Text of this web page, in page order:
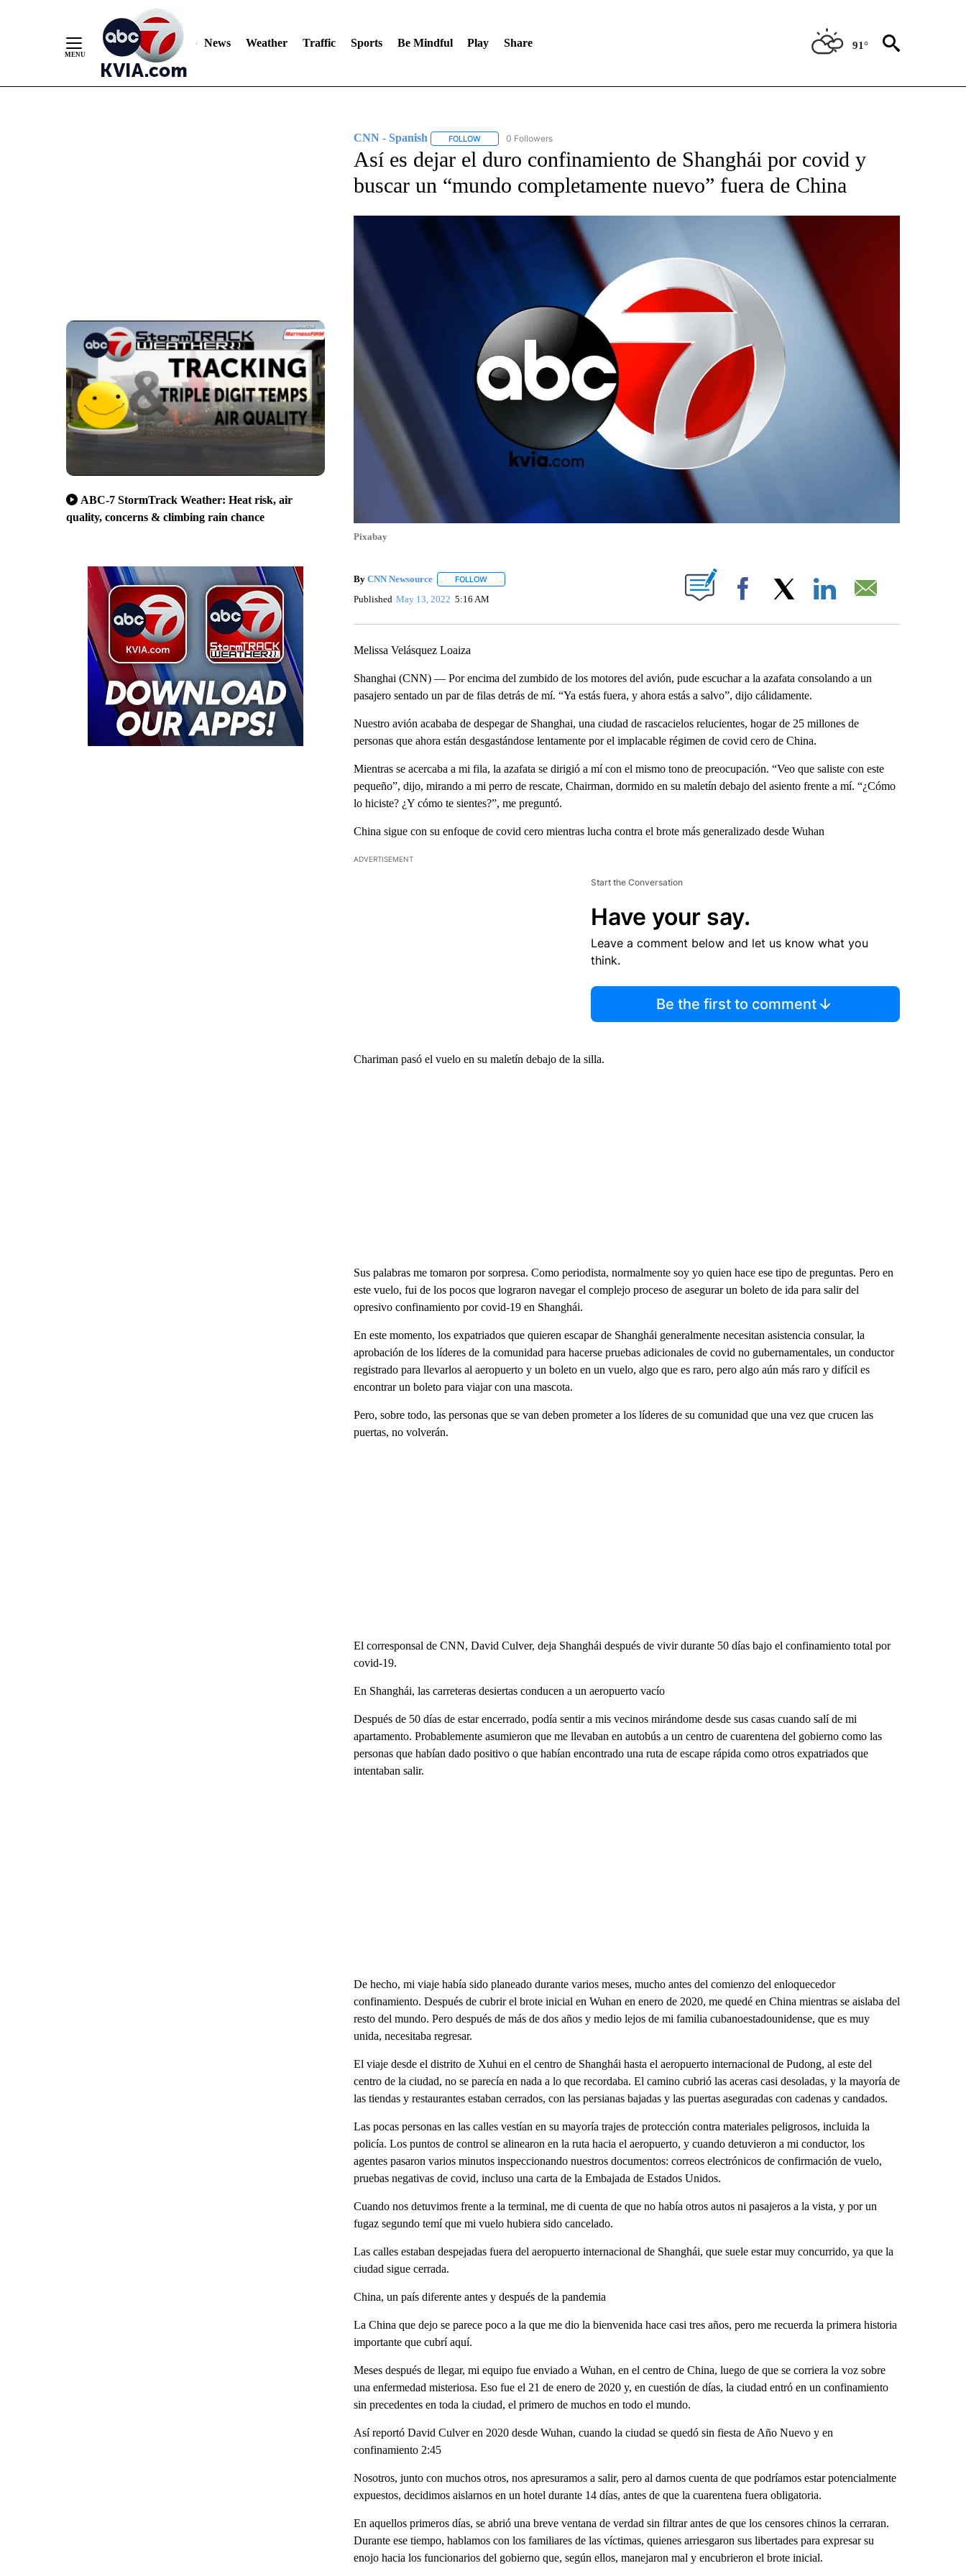
News Weather Traffic Sports Be Mindful Play Share 91°
ABC-7 StormTrack Weather: Heat risk, air
quality, concerns & climbing rain chance
CNN - Spanish FOLLOWFOLLOW "CNN - SPANISH" TO RECEIVE NOTIFICATIONS ABOUT NEW PAGES ON "CNN - SPANISH".
0 Followers
Así es dejar el duro confinamiento de Shanghái por covid y
buscar un “mundo completamente nuevo” fuera de China
Pixabay
By CNN Newsource FOLLOWFOLLOW "" TO RECEIVE NOTIFICATIONS ABOUT NEW PAGES ON "".
Published May 13, 2022 5:16 AM Facebook
Melissa Velásquez Loaiza
Shanghai (CNN) — Por encima del zumbido de los motores del avión, pude escuchar a la azafata consolando a un
pasajero sentado un par de filas detrás de mí. “Ya estás fuera, y ahora estás a salvo”, dijo cálidamente.
Nuestro avión acababa de despegar de Shanghai, una ciudad de rascacielos relucientes, hogar de 25 millones de
personas que ahora están desgastándose lentamente por el implacable régimen de covid cero de China.
Mientras se acercaba a mi fila, la azafata se dirigió a mí con el mismo tono de preocupación. “Veo que saliste con este
pequeño”, dijo, mirando a mi perro de rescate, Chairman, dormido en su maletín debajo del asiento frente a mí. “¿Cómo
lo hiciste? ¿Y cómo te sientes?”, me preguntó.
China sigue con su enfoque de covid cero mientras lucha contra el brote más generalizado desde Wuhan
ADVERTISEMENT
Start the Conversation
Have your say.
Leave a comment below and let us know what you
think.
Be the first to comment
Chariman pasó el vuelo en su maletín debajo de la silla.
Sus palabras me tomaron por sorpresa. Como periodista, normalmente soy yo quien hace ese tipo de preguntas. Pero en
este vuelo, fui de los pocos que lograron navegar el complejo proceso de asegurar un boleto de ida para salir del
opresivo confinamiento por covid-19 en Shanghái.
En este momento, los expatriados que quieren escapar de Shanghái generalmente necesitan asistencia consular, la
aprobación de los líderes de la comunidad para hacerse pruebas adicionales de covid no gubernamentales, un conductor
registrado para llevarlos al aeropuerto y un boleto en un vuelo, algo que es raro, pero algo aún más raro y difícil es
encontrar un boleto para viajar con una mascota.
Pero, sobre todo, las personas que se van deben prometer a los líderes de su comunidad que una vez que crucen las
puertas, no volverán.
El corresponsal de CNN, David Culver, deja Shanghái después de vivir durante 50 días bajo el confinamiento total por
covid-19.
En Shanghái, las carreteras desiertas conducen a un aeropuerto vacío
Después de 50 días de estar encerrado, podía sentir a mis vecinos mirándome desde sus casas cuando salí de mi
apartamento. Probablemente asumieron que me llevaban en autobús a un centro de cuarentena del gobierno como las
personas que habían dado positivo o que habían encontrado una ruta de escape rápida como otros expatriados que
intentaban salir.
De hecho, mi viaje había sido planeado durante varios meses, mucho antes del comienzo del enloquecedor
confinamiento. Después de cubrir el brote inicial en Wuhan en enero de 2020, me quedé en China mientras se aislaba del
resto del mundo. Pero después de más de dos años y medio lejos de mi familia cubanoestadounidense, que es muy
unida, necesitaba regresar.
El viaje desde el distrito de Xuhui en el centro de Shanghái hasta el aeropuerto internacional de Pudong, al este del
centro de la ciudad, no se parecía en nada a lo que recordaba. El camino cubrió las aceras casi desoladas, y la mayoría de
las tiendas y restaurantes estaban cerrados, con las persianas bajadas y las puertas aseguradas con cadenas y candados.
Las pocas personas en las calles vestían en su mayoría trajes de protección contra materiales peligrosos, incluida la
policía. Los puntos de control se alinearon en la ruta hacia el aeropuerto, y cuando detuvieron a mi conductor, los
agentes pasaron varios minutos inspeccionando nuestros documentos: correos electrónicos de confirmación de vuelo,
pruebas negativas de covid, incluso una carta de la Embajada de Estados Unidos.
Cuando nos detuvimos frente a la terminal, me di cuenta de que no había otros autos ni pasajeros a la vista, y por un
fugaz segundo temí que mi vuelo hubiera sido cancelado.
Las calles estaban despejadas fuera del aeropuerto internacional de Shanghái, que suele estar muy concurrido, ya que la
ciudad sigue cerrada.
China, un país diferente antes y después de la pandemia
La China que dejo se parece poco a la que me dio la bienvenida hace casi tres años, pero me recuerda la primera historia
importante que cubrí aquí.
Meses después de llegar, mi equipo fue enviado a Wuhan, en el centro de China, luego de que se corriera la voz sobre
una enfermedad misteriosa. Eso fue el 21 de enero de 2020 y, en cuestión de días, la ciudad entró en un confinamiento
sin precedentes en toda la ciudad, el primero de muchos en todo el mundo.
Así reportó David Culver en 2020 desde Wuhan, cuando la ciudad se quedó sin fiesta de Año Nuevo y en
confinamiento 2:45
Nosotros, junto con muchos otros, nos apresuramos a salir, pero al darnos cuenta de que podríamos estar potencialmente
expuestos, decidimos aislarnos en un hotel durante 14 días, antes de que la cuarentena fuera obligatoria.
En aquellos primeros días, se abrió una breve ventana de verdad sin filtrar antes de que los censores chinos la cerraran.
Durante ese tiempo, hablamos con los familiares de las víctimas, quienes arriesgaron sus libertades para expresar su
enojo hacia los funcionarios del gobierno que, según ellos, manejaron mal y encubrieron el brote inicial.